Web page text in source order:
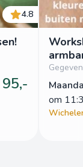
4.8
95,-
om